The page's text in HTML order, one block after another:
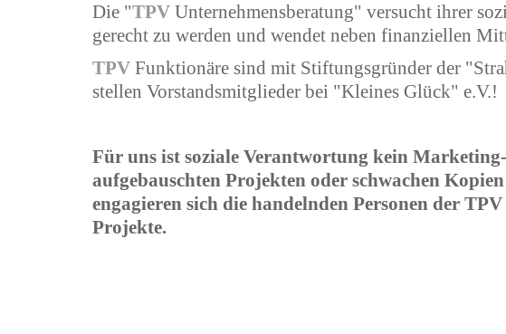
Die "TPV Unternehmensberatung" versucht ihrer
gerecht zu werden und wendet neben finanziellen
TPV Funktionäre sind mit Stiftungsgründer der
stellen Vorstandsmitglieder bei "Kleines Glück" e.V.!
Für uns ist soziale Verantwortung kein
aufgebauschten Projekten oder schwachen
engagieren sich die handelnden Personen der
Projekte.